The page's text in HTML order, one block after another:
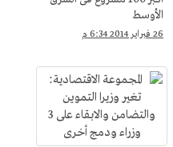
الأوسط
26 فبراير 2014 6:34 م